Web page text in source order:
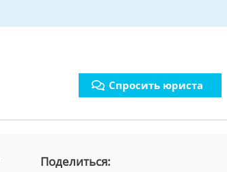
Спросить юриста
Поделиться: